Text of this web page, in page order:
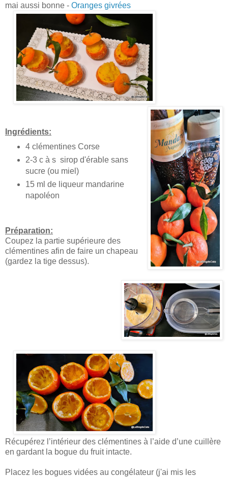
mai aussi bonne - Oranges givrées
Ingrédients:
4 clémentines Corse
2-3 c à s sirop d'érable sans
sucre (ou miel)
15 ml de liqueur mandarine
napoléon
Préparation:
Coupez la partie supérieure des
clémentines afin de faire un chapeau
(gardez la tige dessus).
Récupérez l’intérieur des clémentines à l’aide d’une cuillère
en gardant la bogue du fruit intacte.
Placez les bogues vidées au congélateur (j'ai mis les